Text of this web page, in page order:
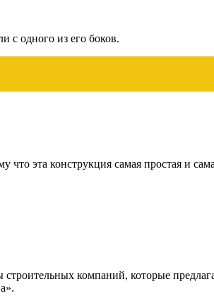
с одного из его боков.
эта конструкция самая простая и
компаний, которые